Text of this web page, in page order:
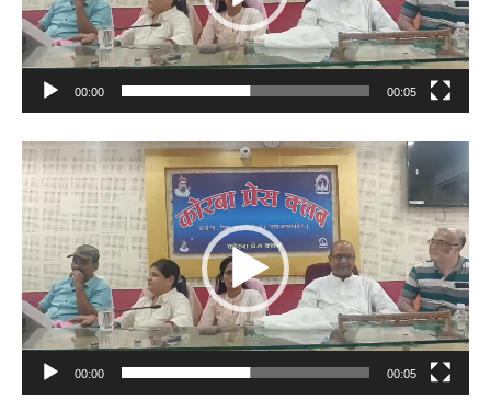
00:00 00:05
Video
Player
00:00 00:05